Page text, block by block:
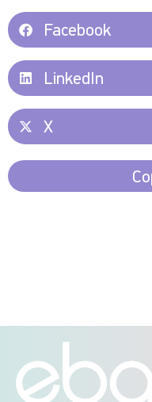
Facebook
LinkedIn
X